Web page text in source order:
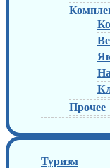
Прочее
Туризм